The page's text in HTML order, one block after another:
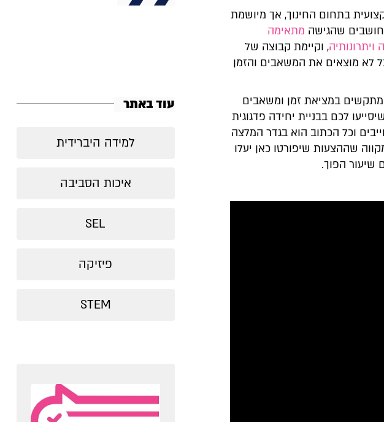
בתחום החינוך, אך מיושמת
חושבים שהגישה מתאימה
, וקיימת קבוצה של
לא מוצאים את המשאבים והזמן
מתקשים במציאת זמן ומשאבים
לכם בבניית יחידה פדגוגית
וכל הכתוב הוא בגדר המלצה
שההצעות שיפורטו כאן יעלו
שיעור הפוך.
עוד באתר
למידה היברידית
איכות הסביבה
SEL
פיזיקה
STEM